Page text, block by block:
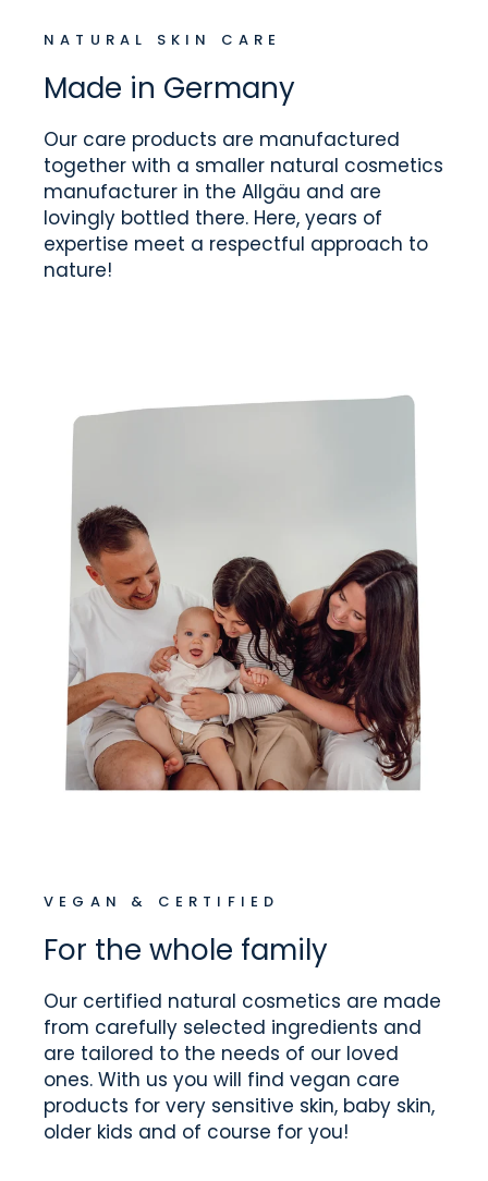
NATURAL SKIN CARE
Made in Germany
Our care products are manufactured
together with a smaller natural cosmetics
manufacturer in the Allgäu and are
lovingly bottled there. Here, years of
expertise meet a respectful approach to
nature!
VEGAN & CERTIFIED
For the whole family
Our certified natural cosmetics are made
from carefully selected ingredients and
are tailored to the needs of our loved
ones. With us you will find vegan care
products for very sensitive skin, baby skin,
older kids and of course for you!